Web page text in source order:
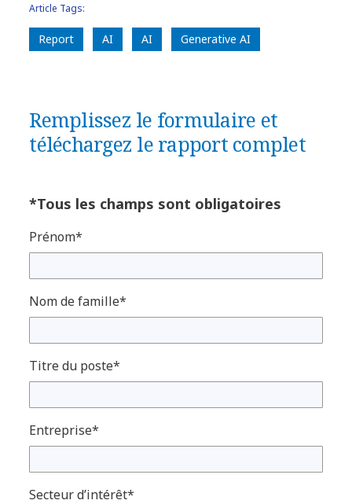
Article Tags:
Report AI AI Generative AI
Remplissez le formulaire et
téléchargez le rapport complet
*Tous les champs sont obligatoires
Prénom*
Nom de famille*
Titre du poste*
Entreprise*
Secteur d’intérêt*